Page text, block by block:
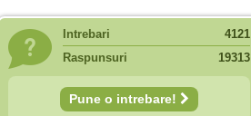
Intrebari
4121
Raspunsuri
19313
Pune o intrebare!